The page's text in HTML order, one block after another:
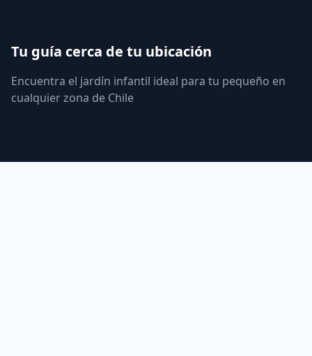
Tu guía cerca de tu ubicación
Encuentra el jardín infantil ideal para tu pequeño en
cualquier zona de Chile